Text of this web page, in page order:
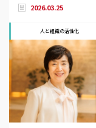
2026.03.25
人と組織の活性化